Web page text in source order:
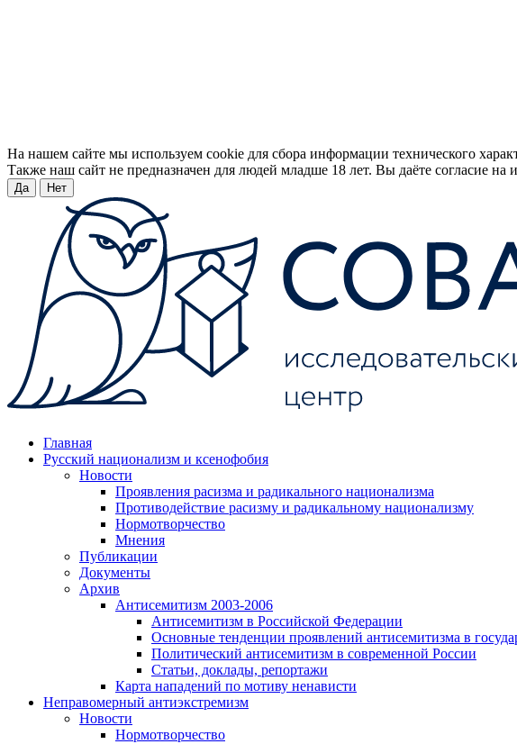
На нашем сайте мы используем cookie для сбора информации технического
Также наш сайт не предназначен для людей младше 18 лет. Вы даёте согласие на
Да Нет
Главная
Русский национализм и ксенофобия
Новости
Проявления расизма и радикального национализма
Противодействие расизму и радикальному национализму
Нормотворчество
Мнения
Публикации
Документы
Архив
Антисемитизм 2003-2006
Антисемитизм в Российской Федерации
Основные тенденции проявлений антисемитизма в
Политический антисемитизм в современной России
Статьи, доклады, репортажи
Карта нападений по мотиву ненависти
Неправомерный антиэкстремизм
Новости
Нормотворчество